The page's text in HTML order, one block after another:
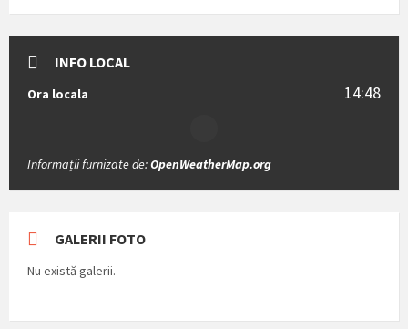
INFO LOCAL
Ora locala 14:48
Informații furnizate de:OpenWeatherMap.org
GALERII FOTO
Nu există galerii.